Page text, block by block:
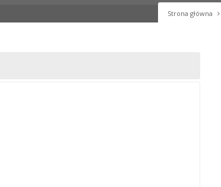
Strona główna